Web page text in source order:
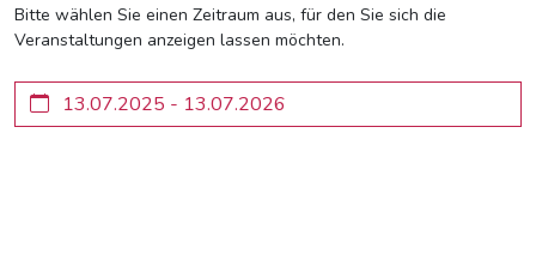
Bitte wählen Sie einen Zeitraum aus, für den Sie sich die
Veranstaltungen anzeigen lassen möchten.